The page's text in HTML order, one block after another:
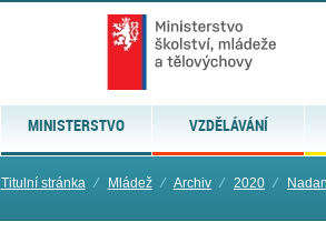
MINISTERSTVO VZDĚLÁVÁNÍ
Titulní stránka ⁄ Mládež ⁄ Archiv ⁄ 2020 ⁄